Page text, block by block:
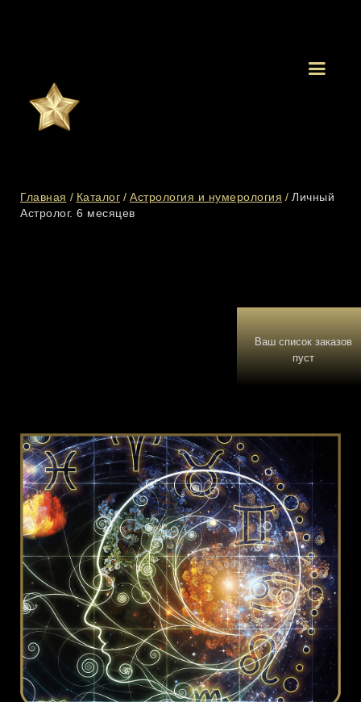
Ваш список заказов
пуст
Главная / Каталог / Астрология и нумерология / Личный
Астролог. 6 месяцев